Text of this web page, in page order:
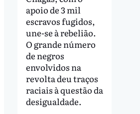
apoio de 3 mil
escravos fugidos,
une-se à rebelião.
O grande número
de negros
envolvidos na
revolta deu traços
raciais à questão da
desigualdade.